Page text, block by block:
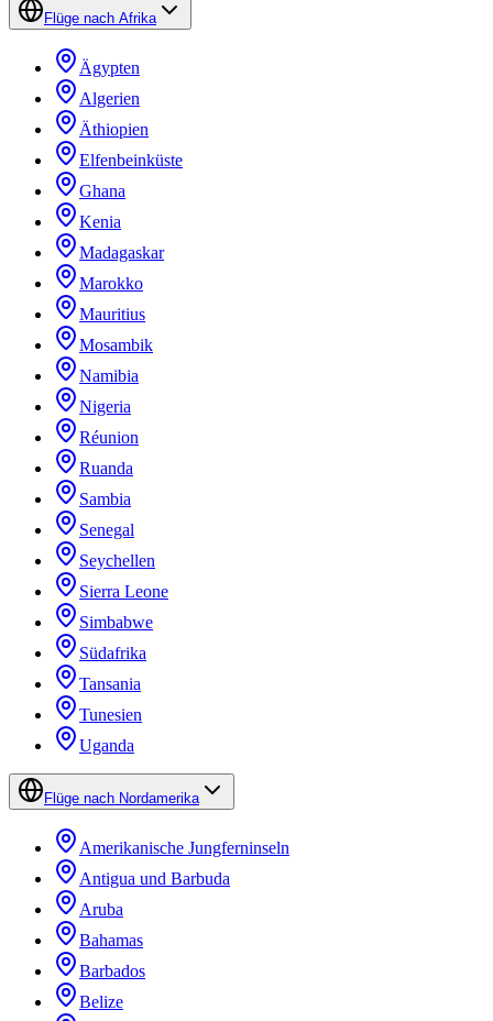
Flüge nach Afrika
Ägypten
Algerien
Äthiopien
Elfenbeinküste
Ghana
Kenia
Madagaskar
Marokko
Mauritius
Mosambik
Namibia
Nigeria
Réunion
Ruanda
Sambia
Senegal
Seychellen
Sierra Leone
Simbabwe
Südafrika
Tansania
Tunesien
Uganda
Flüge nach Nordamerika
Amerikanische Jungferninseln
Antigua und Barbuda
Aruba
Bahamas
Barbados
Belize